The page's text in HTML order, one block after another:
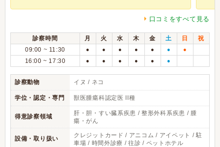
口コミをすべて見る
診察時間 月 火 水 木 金 土 日
祝
09:00 ~ 11:30
● ● ● ● ● ● ●
16:00 ~ 17:30 ● ● ● ● ● ●
診察動物 イヌ / ネコ
学位・認定・専門 獣医腫瘍科認定医 II種
得意診察領域
肝・胆・すい臓系疾患 / 整形外科系疾患 / 腫
瘍・がん
設備・取り扱い
クレジットカード / アニコム / アイペット / 駐
車場 / 時間外診療 / 往診 / ペットホテル